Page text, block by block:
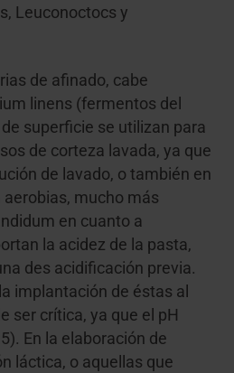
Leuconoctocs y
de afinado, cabe
linens (fermentos del
superficie se utilizan para
de corteza lavada, ya que
de lavado, o también en
aerobias, mucho más
en cuanto a
la acidez de la pasta,
des acidificación previa.
implantación de éstas al
ser crítica, ya que el pH
En la elaboración de
láctica, o aquellas que